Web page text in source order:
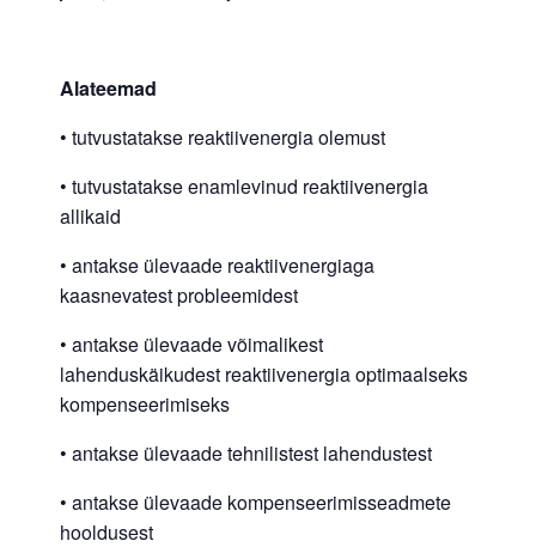
Alateemad
• tutvustatakse reaktiivenergia olemust
• tutvustatakse enamlevinud reaktiivenergia
allikaid
• antakse ülevaade reaktiivenergiaga
kaasnevatest probleemidest
• antakse ülevaade võimalikest
lahenduskäikudest reaktiivenergia optimaalseks
kompenseerimiseks
• antakse ülevaade tehnilistest lahendustest
• antakse ülevaade kompenseerimisseadmete
hooldusest